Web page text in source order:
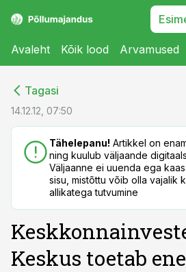
Avaleht Kõik lood Arvamused
Tagasi
14.12.12, 07:50
Tähelepanu! Artikkel on
ning kuulub väljaande
Väljaanne ei uuenda ega
sisu, mistõttu võib olla vajalik
allikatega tutvumine
Keskus toetab